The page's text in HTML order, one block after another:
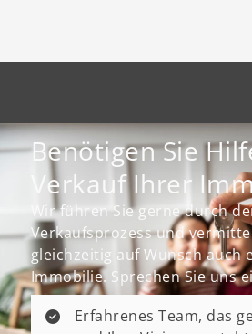
Benötigen Sie
Verkauf Ihrer
Wir führen Sie gerne durch
Verkaufsprozess und
gleichzeitig auf Wunsch auch
Immobilie. Sprechen Sie uns
Erfahrenes Team, das